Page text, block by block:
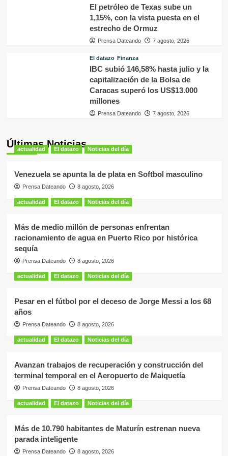
El petróleo de Texas sube un
1,15%, con la vista puesta en el
estrecho de Ormuz
Prensa Dateando 7 agosto, 2026
El datazo Finanza
IBC subió 146,58% hasta julio y la
capitalización de la Bolsa de
Caracas superó los US$13.000
millones
Prensa Dateando 7 agosto, 2026
Últimas Noticias
actualidad El datazo Noticias del día
Venezuela se apunta la de plata en Softbol masculino
Prensa Dateando 8 agosto, 2026
actualidad El datazo Noticias del día
Más de medio millón de personas enfrentan
racionamiento de agua en Puerto Rico por histórica
sequía
Prensa Dateando 8 agosto, 2026
actualidad El datazo Noticias del día
Pesar en el fútbol por el deceso de Jorge Messi a los 68
años
Prensa Dateando 8 agosto, 2026
actualidad El datazo Noticias del día
Avanzan trabajos de recuperación y construcción del
terminal temporal en el Aeropuerto de Maiquetía
Prensa Dateando 8 agosto, 2026
actualidad El datazo Noticias del día
Más de 10.790 habitantes de Maturín estrenan nueva
parada inteligente
Prensa Dateando 8 agosto, 2026